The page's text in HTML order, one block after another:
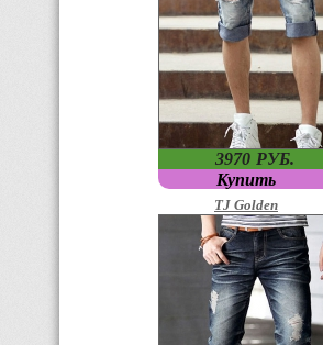
Купить
3970 PУБ.
TJ Golden